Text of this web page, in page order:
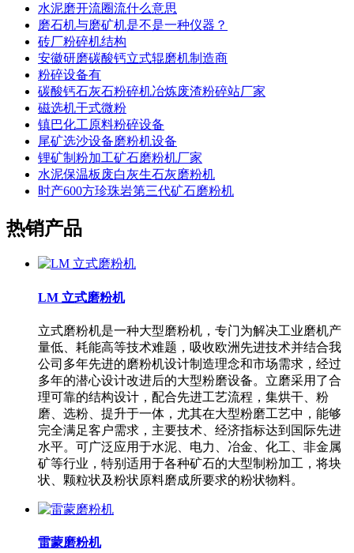
水泥磨开流圈流什么意思
磨石机与磨矿机是不是一种仪器？
砖厂粉碎机结构
安徽研磨碳酸钙立式辊磨机制造商
粉碎设备有
碳酸钙石灰石粉碎机冶炼废渣粉碎站厂家
磁选机干式微粉
镇巴化工原料粉碎设备
尾矿选沙设备磨粉机设备
锂矿制粉加工矿石磨粉机厂家
水泥保温板废白灰生石灰磨粉机
时产600方珍珠岩第三代矿石磨粉机
热销产品
LM 立式磨粉机
立式磨粉机是一种大型磨粉机，专门为解决工业磨机产
量低、耗能高等技术难题，吸收欧洲先进技术并结合我
公司多年先进的磨粉机设计制造理念和市场需求，经过
多年的潜心设计改进后的大型粉磨设备。立磨采用了合
理可靠的结构设计，配合先进工艺流程，集烘干、粉
磨、选粉、提升于一体，尤其在大型粉磨工艺中，能够
完全满足客户需求，主要技术、经济指标达到国际先进
水平。可广泛应用于水泥、电力、冶金、化工、非金属
矿等行业，特别适用于各种矿石的大型制粉加工，将块
状、颗粒状及粉状原料磨成所要求的粉状物料。
雷蒙磨粉机